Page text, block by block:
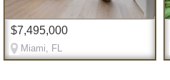
$7,495,000
Miami, FL